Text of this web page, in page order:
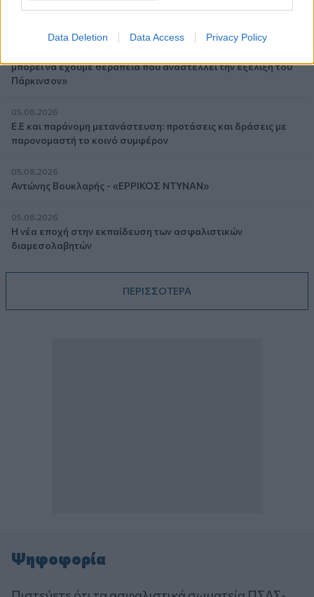
Data Deletion Data Access Privacy Policy
05.08.2026
μπορεί να έχουμε θεραπεία που αναστέλλει την εξέλιξη του
Πάρκινσον»
05.08.2026
Ε.Ε και παράνομη μετανάστευση: προτάσεις και δράσεις με
παρονομαστή το κοινό συμφέρον
05.08.2026
Αντώνης Βουκλαρής - «ΕΡΡΙΚΟΣ ΝΤΥΝΑΝ»
05.08.2026
Η νέα εποχή στην εκπαίδευση των ασφαλιστικών
διαμεσολαβητών
ΠΕΡΙΣΣΟΤΕΡΑ
Ψηφοφορία